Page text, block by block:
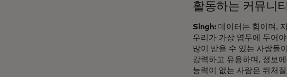
활동하는 커뮤니
Singh: 데이터는 힘이며,
우리가 가장 염두에 두어
많이 받을 수 있는 사람들
강력하고 유용하며, 정보
능력이 없는 사람은 뒤처